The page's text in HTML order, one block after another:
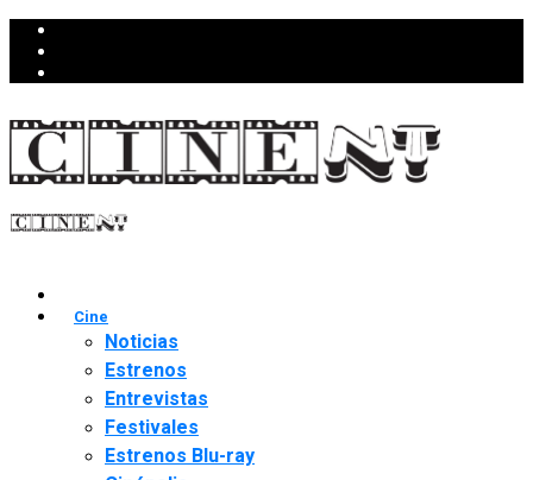
Cine
Noticias
Estrenos
Entrevistas
Festivales
Estrenos Blu-ray